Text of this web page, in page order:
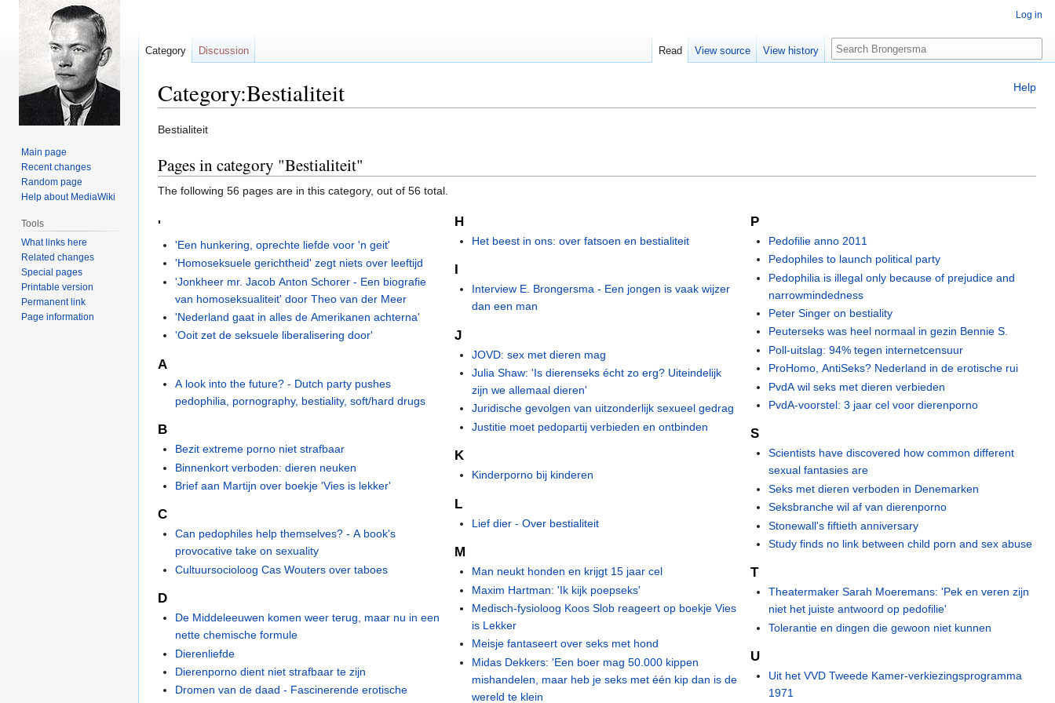
Help
Category:Bestialiteit
Jump
navigation
Jump
search
Bestialiteit
Pages in category "Bestialiteit"
The following 56 pages are in this category, out of 56 total.
'
'Een hunkering, oprechte liefde voor 'n geit'
'Homoseksuele gerichtheid' zegt niets over leeftijd
'Jonkheer mr. Jacob Anton Schorer - Een biografie
van homoseksualiteit' door Theo van der Meer
'Nederland gaat in alles de Amerikanen achterna'
'Ooit zet de seksuele liberalisering door'
A
A look into the future? - Dutch party pushes
pedophilia, pornography, bestiality, soft/hard drugs
B
Bezit extreme porno niet strafbaar
Binnenkort verboden: dieren neuken
Brief aan Martijn over boekje 'Vies is lekker'
C
Can pedophiles help themselves? - A book's
provocative take on sexuality
Cultuursocioloog Cas Wouters over taboes
D
De Middeleeuwen komen weer terug, maar nu in een
nette chemische formule
Dierenliefde
Dierenporno dient niet strafbaar te zijn
Dromen van de daad - Fascinerende erotische
H
Het beest in ons: over fatsoen en bestialiteit
Interview E. Brongersma - Een jongen is vaak wijzer
dan een man
J
JOVD: sex met dieren mag
Julia Shaw: 'Is dierenseks écht zo erg? Uiteindelijk
zijn we allemaal dieren'
Juridische gevolgen van uitzonderlijk sexueel gedrag
Justitie moet pedopartij verbieden en ontbinden
K
Kinderporno bij kinderen
L
Lief dier - Over bestialiteit
M
Man neukt honden en krijgt 15 jaar cel
Maxim Hartman: 'Ik kijk poepseks'
Medisch-fysioloog Koos Slob reageert op boekje Vies
is Lekker
Meisje fantaseert over seks met hond
Midas Dekkers: 'Een boer mag 50.000 kippen
mishandelen, maar heb je seks met één kip dan is de
wereld te klein
P
Pedofilie anno 2011
Pedophiles to launch political party
Pedophilia is illegal only because of prejudice and
narrowmindedness
Peter Singer on bestiality
Peuterseks was heel normaal in gezin Bennie S.
Poll-uitslag: 94% tegen internetcensuur
ProHomo, AntiSeks? Nederland in de erotische rui
PvdA wil seks met dieren verbieden
PvdA-voorstel: 3 jaar cel voor dierenporno
S
Scientists have discovered how common different
sexual fantasies are
Seks met dieren verboden in Denemarken
Seksbranche wil af van dierenporno
Stonewall's fiftieth anniversary
Study finds no link between child porn and sex abuse
T
Theatermaker Sarah Moeremans: 'Pek en veren zijn
niet het juiste antwoord op pedofilie'
Tolerantie en dingen die gewoon niet kunnen
U
Uit het VVD Tweede Kamer-verkiezingsprogramma
1971
Log in
Category Discussion Read View source View history Search
Main page
Recent changes
Random page
Help about MediaWiki
Tools
What links here
Related changes
Special pages
Printable version
Permanent link
Page information